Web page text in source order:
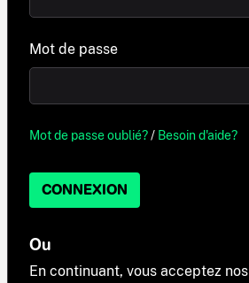
Mot de passe
Mot de passe oublié?/ Besoin d'aide?
CONNEXION
Ou
En continuant, vous acceptez nos